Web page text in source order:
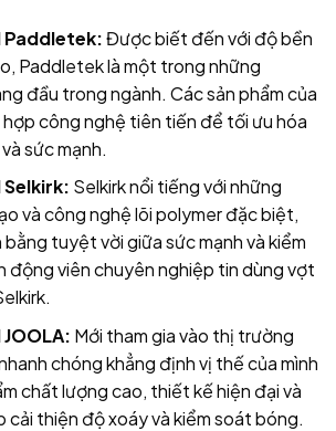
Paddletek:Được biết đến với độ bền
Paddletek là một trong những
đầu trong ngành. Các sản phẩm của
công nghệ tiên tiến để tối ưu hóa
sức mạnh.
Selkirk nổi tiếng với những
và công nghệ lõi polymer đặc biệt,
bằng tuyệt vời giữa sức mạnh và kiểm
động viên chuyên nghiệp tin dùng vợt
Mới tham gia vào thị trường
chóng khẳng định vị thế của mình
chất lượng cao, thiết kế hiện đại và
cải thiện độ xoáy và kiểm soát bóng.